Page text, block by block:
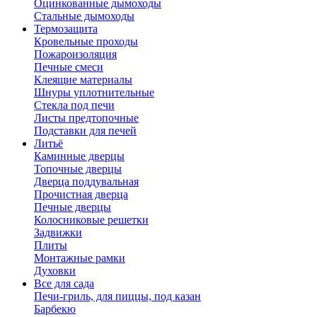
Оцинкованные дымоходы
Стальные дымоходы
Термозащита
Кровельные проходы
Пожароизоляция
Печные смеси
Клеящие материалы
Шнуры уплотнительные
Стекла под печи
Листы предтопочные
Подставки для печей
Литьё
Каминные дверцы
Топочные дверцы
Дверца поддувальная
Прочистная дверца
Печные дверцы
Колосниковые решетки
Задвижки
Плиты
Монтажные рамки
Духовки
Все для сада
Печи-гриль, для пиццы, под казан
Барбекю